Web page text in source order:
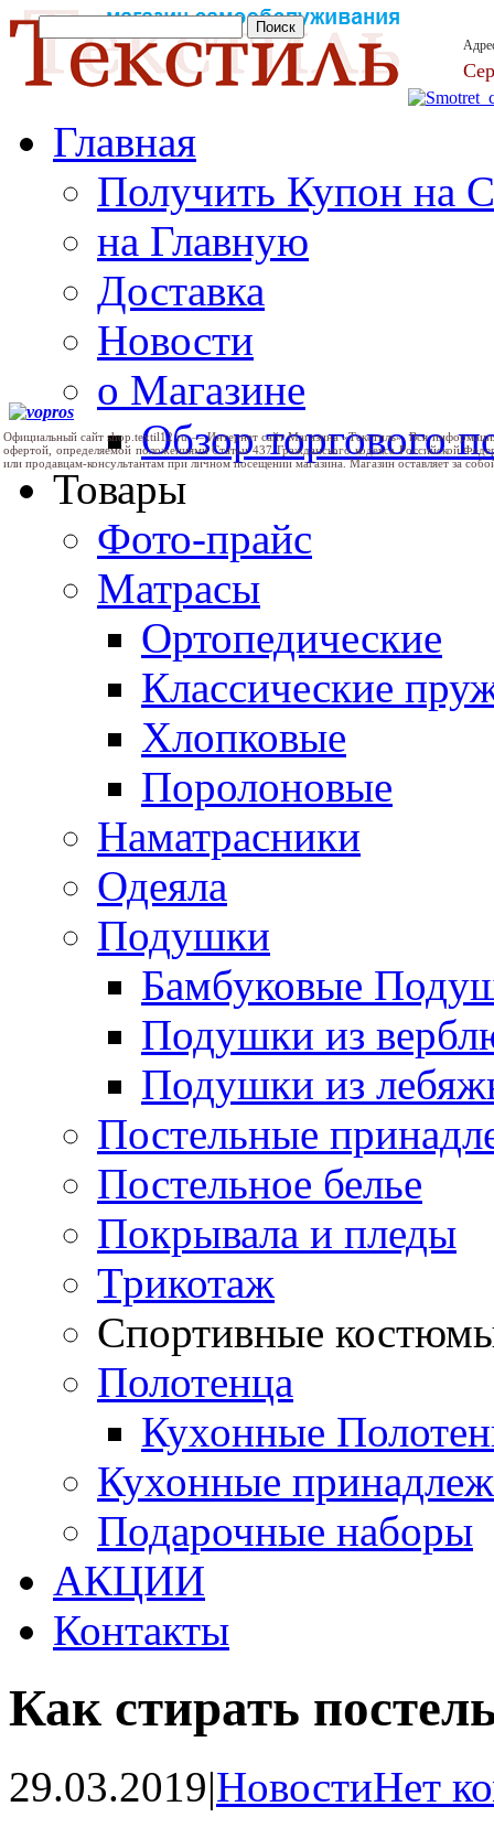
Главная
Получить Купон на
на Главную
Доставка
Новости
о Магазине
Обзор торгового
Товары
Фото-прайс
Матрасы
Ортопедические
Классические
Хлопковые
Поролоновые
Наматрасники
Одеяла
Подушки
Бамбуковые
Подушки из
Подушки из
Постельные
Постельное белье
Покрывала и пледы
Трикотаж
Спортивные
Полотенца
Кухонные
Кухонные
Подарочные наборы
АКЦИИ
Контакты
Как стирать
29.03.2019|НовостиНет
Официальный сайт shop.textil12.ru — Интернет сайт Магазина «Текстиль». Вся
офертой, определяемой положениями Статьи 437 Гражданского кодекса Российской
или продавцам-консультантам при личном посещении магазина. Магазин оставляет за